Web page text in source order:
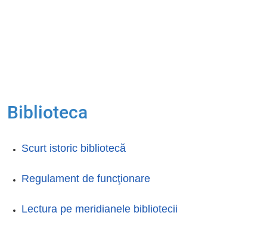
Biblioteca
Scurt istoric bibliotecă
Regulament de funcţionare
Lectura pe meridianele bibliotecii